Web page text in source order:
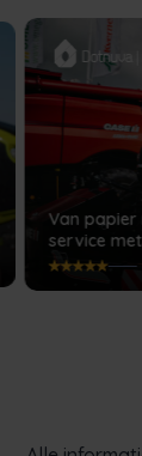
Van papier
service